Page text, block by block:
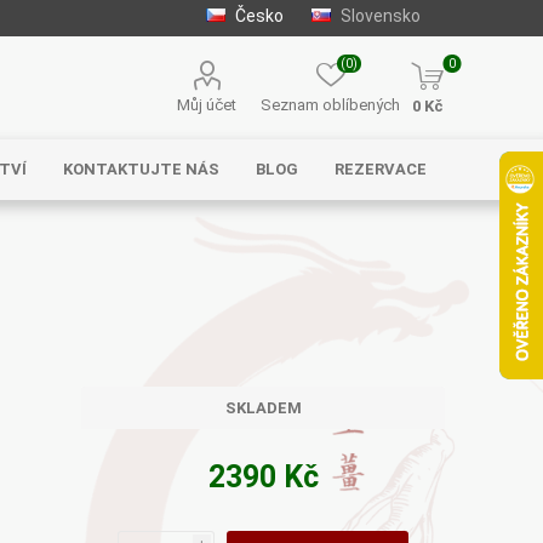
Česko Slovensko
Můj účet Seznam oblíbených
(0) 0
0 Kč
KONTAKTUJTE NÁS BLOG REZERVACE
SKLADEM
2390 Kč